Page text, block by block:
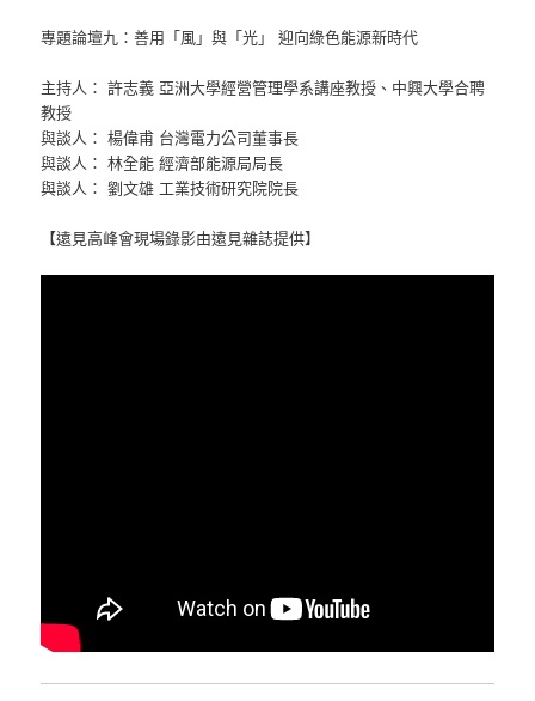
專題論壇九：善用「風」與「光」 迎向綠色能源新時代
主持人： 許志義 亞洲大學經營管理學系講座教授、中興大學合聘
教授
與談人： 楊偉甫 台灣電力公司董事長
與談人： 林全能 經濟部能源局局長
與談人： 劉文雄 工業技術研究院院長
【遠見高峰會現場錄影由遠見雜誌提供】